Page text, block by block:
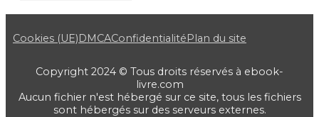
Cookies (UE)DMCAConfidentialitéPlan du site
Copyright 2024 © Tous droits réservés à ebook-
livre.com
Aucun fichier n'est hébergé sur ce site, tous les fichiers
sont hébergés sur des serveurs externes.